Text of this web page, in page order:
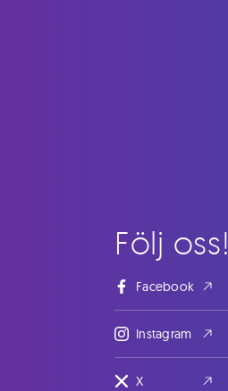
Följ oss!
Facebook
Instagram
X